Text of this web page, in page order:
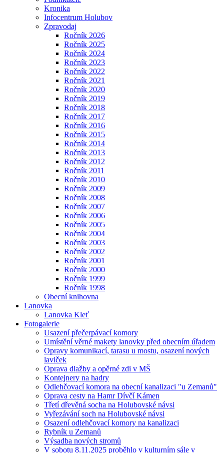
Kronika
Infocentrum Holubov
Zpravodaj
Ročník 2026
Ročník 2025
Ročník 2024
Ročník 2023
Ročník 2022
Ročník 2021
Ročník 2020
Ročník 2019
Ročník 2018
Ročník 2017
Ročník 2016
Ročník 2015
Ročník 2014
Ročník 2013
Ročník 2012
Ročník 2011
Ročník 2010
Ročník 2009
Ročník 2008
Ročník 2007
Ročník 2006
Ročník 2005
Ročník 2004
Ročník 2003
Ročník 2002
Ročník 2001
Ročník 2000
Ročník 1999
Ročník 1998
Obecní knihovna
Lanovka
Lanovka Kleť
Fotogalerie
Usazení přečerpávací komory
Umístění věrné makety lanovky před obecním úřadem
Opravy komunikací, tarasu u mostu, osazení nových
laviček
Oprava dlažby a opěrné zdi v MŠ
Kontejnery na hadry
Odlehčovací komora na obecní kanalizaci "u Zemanů"
Oprava cesty na Hamr Dívčí Kámen
Třetí dřevěná socha na Holubovské návsi
Vyřezávání soch na Holubovské návsi
Osazení odlehčovací komory na kanalizaci
Rybník u Zemanů
Výsadba nových stromů
V sobotu 8.11.2025 proběhlo v kulturním sále v